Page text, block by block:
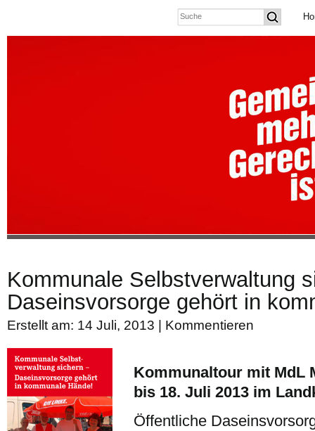
Kommunale Selbstverwaltung
Daseinsvorsorge gehört in
Erstellt am: 14 Juli, 2013 | Kommentieren
Kommunaltour mit MdL
bis 18. Juli 2013 im
Öffentliche